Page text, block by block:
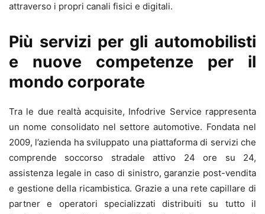
attraverso i propri canali fisici e digitali.
Più servizi per gli automobilisti
e nuove competenze per il
mondo corporate
Tra le due realtà acquisite, Infodrive Service rappresenta
un nome consolidato nel settore automotive. Fondata nel
2009, l’azienda ha sviluppato una piattaforma di servizi che
comprende soccorso stradale attivo 24 ore su 24,
assistenza legale in caso di sinistro, garanzie post-vendita
e gestione della ricambistica. Grazie a una rete capillare di
partner e operatori specializzati distribuiti su tutto il